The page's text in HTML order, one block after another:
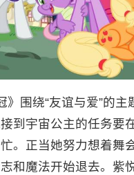
围绕“友谊与爱”的
到宇宙公主的任务要
。正当她努力想着舞
和魔法开始退去。紫